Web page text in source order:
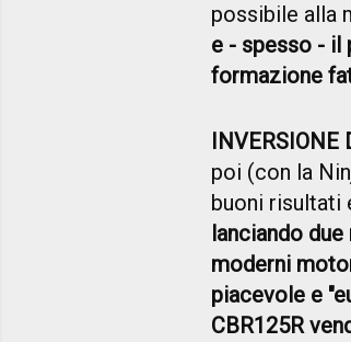
possibile alla
e - spesso - il
formazione
INVERSIONE
poi (con la
buoni risultati
lanciando
moderni
piacevole e
CBR125R